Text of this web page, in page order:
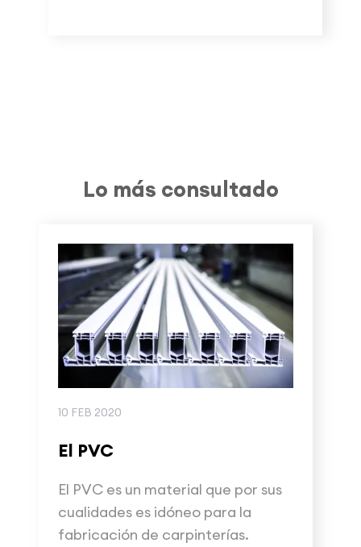
Lo más consultado
10 FEB 2020
El PVC
El PVC es un material que por sus
cualidades es idóneo para la
fabricación de carpinterías.